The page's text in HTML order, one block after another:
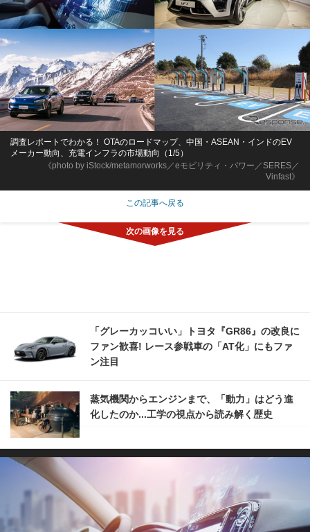
《photo by iStock/metamorworks／eモビリティ・パワー／SERES／
Vinfast》
調査レポートでわかる！ OTAのロードマップ、中国・ASEAN・インドのEV
メーカー動向、充電インフラの市場動向（1/5）
この記事へ戻る
「グレーカッコいい」トヨタ『GR86』の改良に
ファン歓喜! レース参戦車の「AT化」にもファ
ン注目
蒸気機関からエンジンまで、「動力」はどう進
化したのか...工学の視点から読み解く歴史